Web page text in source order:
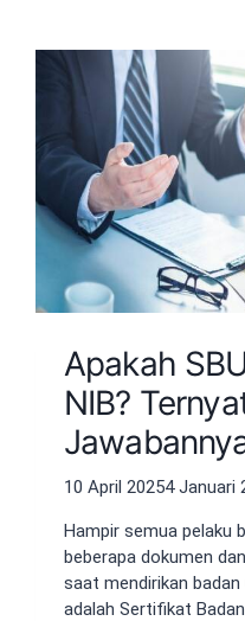
Apakah
NIB?
10 April 20254 Januari
Hampir semua pelaku
beberapa dokumen
saat mendirikan
adalah Sertifikat